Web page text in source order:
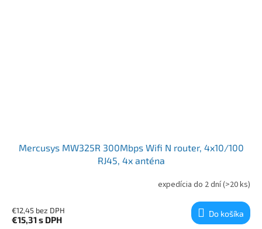
Mercusys MW325R 300Mbps Wifi N router, 4x10/100
RJ45, 4x anténa
expedícia do 2 dní(>20 ks)
€12,45 bez DPH
€15,31 s DPH
Do košíka